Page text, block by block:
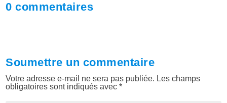
0 commentaires
Soumettre un commentaire
Votre adresse e-mail ne sera pas publiée. Les champs
obligatoires sont indiqués avec*